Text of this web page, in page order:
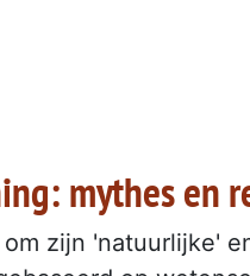
mythes en
zijn 'natuurlijke'